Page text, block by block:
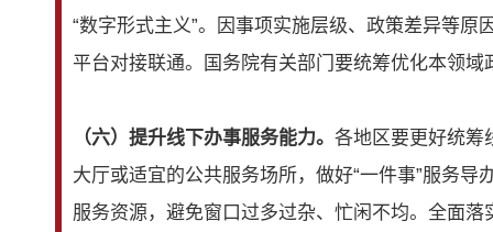
“数字形式主义”。因事项实施层级、政策差异等
平台对接联通。国务院有关部门要统筹优化本领域
（六）提升线下办事服务能力。 各地区要更好统筹
大厅或适宜的公共服务场所，做好“一件事”服务
服务资源，避免窗口过多过杂、忙闲不均。全面